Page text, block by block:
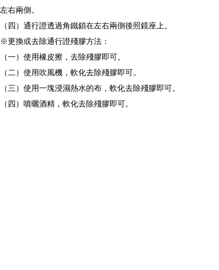
左右兩側。
（四）通行證透過角鐵鎖在左右兩側後照鏡座上。
※更換或去除通行證殘膠方法：
（一）使用橡皮擦，去除殘膠即可。
（二）使用吹風機，軟化去除殘膠即可。
（三）使用一塊浸濕熱水的布，軟化去除殘膠即可。
（四）噴曬酒精，軟化去除殘膠即可。